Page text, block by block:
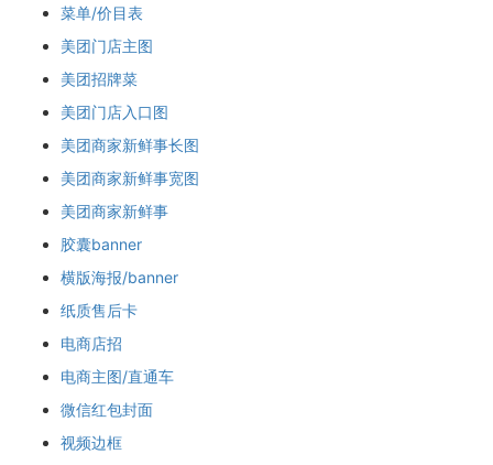
菜单/价目表
美团门店主图
美团招牌菜
美团门店入口图
美团商家新鲜事长图
美团商家新鲜事宽图
美团商家新鲜事
胶囊banner
横版海报/banner
纸质售后卡
电商店招
电商主图/直通车
微信红包封面
视频边框